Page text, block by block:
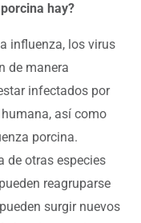
hay?
influenza, los virus
de manera
infectados por
así como
porcina.
de otras especies
reagruparse
surgir nuevos